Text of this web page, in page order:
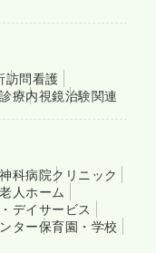
訪問看護
療内視鏡治験関連
科病院クリニック
人ホーム
デイサービス
ター保育園・学校